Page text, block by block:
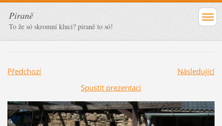
Piraně
To že só skromní kluci? piraně to só!
Předchozí
Následující
Spustit prezentaci